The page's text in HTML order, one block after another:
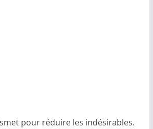
pour réduire les indésirables.